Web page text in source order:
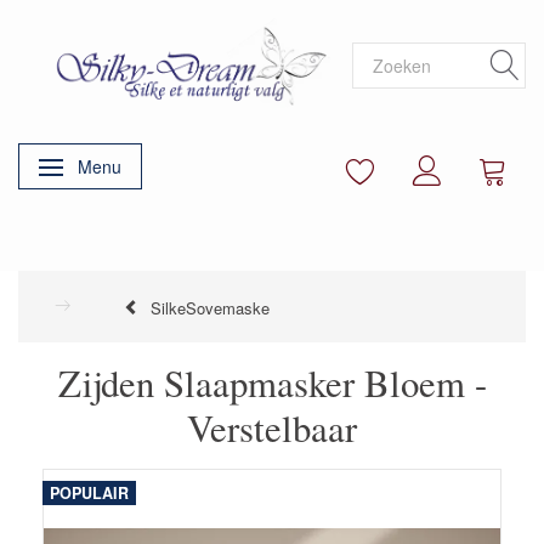
Navigatie in-/uitschakelen
Menu
SilkeSovemaske
Zijden Slaapmasker Bloem -
Verstelbaar
POPULAIR